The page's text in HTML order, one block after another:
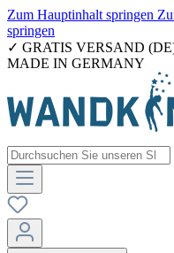
Zum Hauptinhalt springen
springen
✓ GRATIS VERSAND
MADE IN GERMANY